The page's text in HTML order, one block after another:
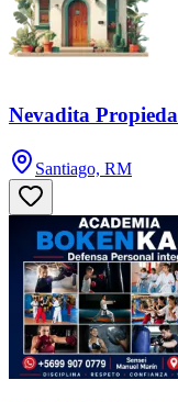
Nevadita
Santiago, RM